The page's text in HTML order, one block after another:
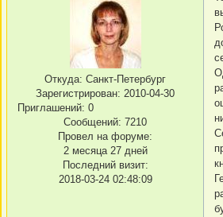
Откуда: Санкт-Петербург
Зарегистрирован: 2010-04-30
Приглашений: 0
Сообщений: 7210
Провел на форуме:
2 месяца 27 дней
Последний визит:
2018-03-24 02:48:09